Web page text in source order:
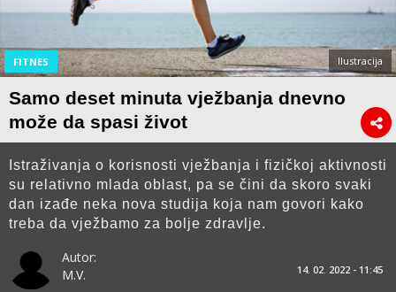
FITNES Ilustracija
Samo deset minuta vježbanja dnevno
može da spasi život
Istraživanja o korisnosti vježbanja i fizičkoj aktivnosti
su relativno mlada oblast, pa se čini da skoro svaki
dan izađe neka nova studija koja nam govori kako
treba da vježbamo za bolje zdravlje.
Autor:
M.V.
14. 02. 2022 - 11:45